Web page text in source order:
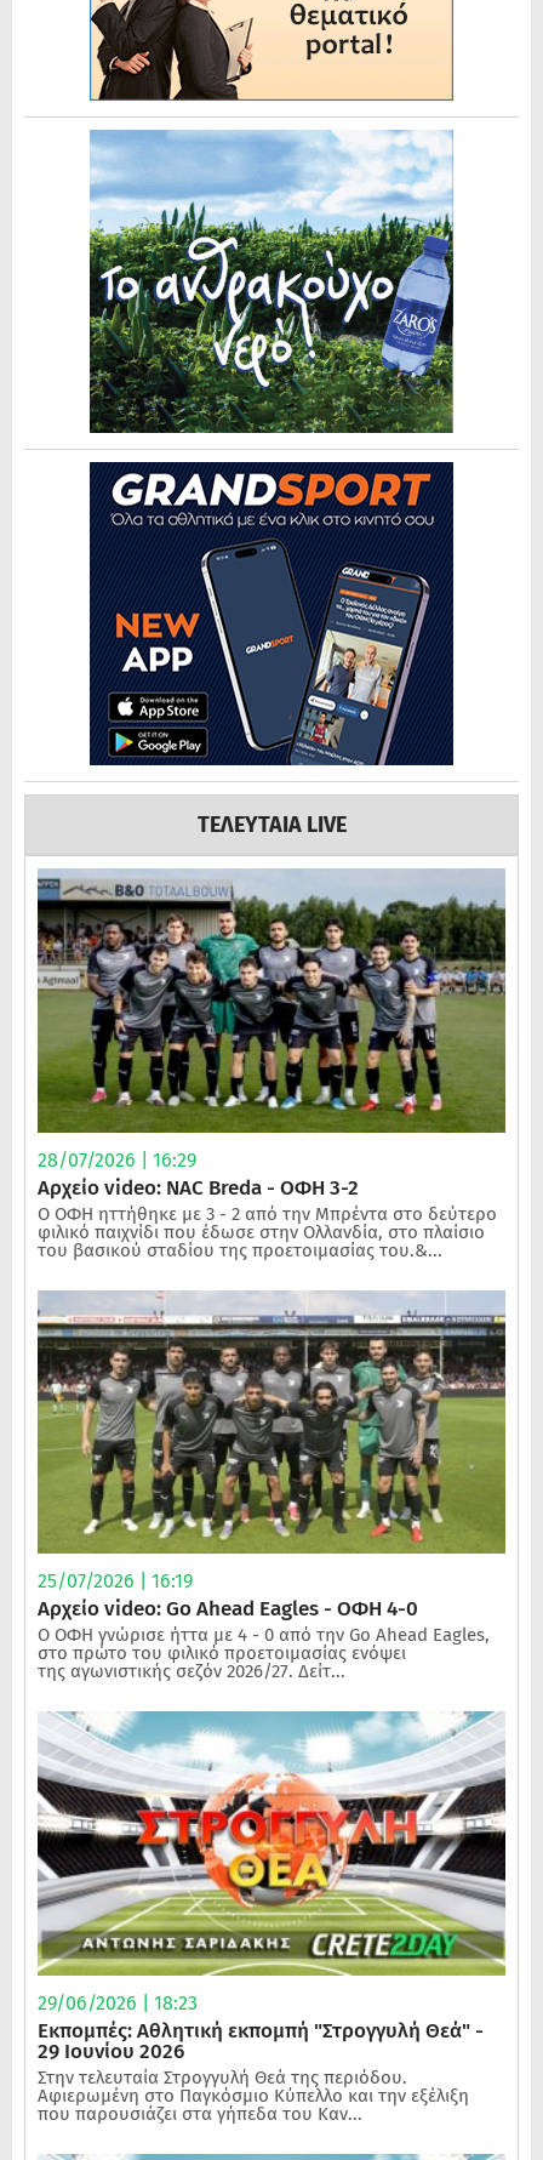
ΤΕΛΕΥΤΑΙΑ LIVE
28/07/2026 | 16:29
Αρχείο video: NAC Breda - ΟΦΗ 3-2
Ο ΟΦΗ ηττήθηκε με 3 - 2 από την Μπρέντα στο δεύτερο
φιλικό παιχνίδι που έδωσε στην Ολλανδία, στο πλαίσιο
του βασικού σταδίου της προετοιμασίας του.&...
25/07/2026 | 16:19
Αρχείο video: Go Ahead Eagles - ΟΦΗ 4-0
Ο ΟΦΗ γνώρισε ήττα με 4 - 0 από την Go Ahead Eagles,
στο πρώτο του φιλικό προετοιμασίας ενόψει
της αγωνιστικής σεζόν 2026/27. Δείτ...
29/06/2026 | 18:23
Εκπομπές: Αθλητική εκπομπή "Στρογγυλή Θεά" -
29 Ιουνίου 2026
Στην τελευταία Στρογγυλή Θεά της περιόδου.
Αφιερωμένη στο Παγκόσμιο Κύπελλο και την εξέλιξη
που παρουσιάζει στα γήπεδα του Καν...